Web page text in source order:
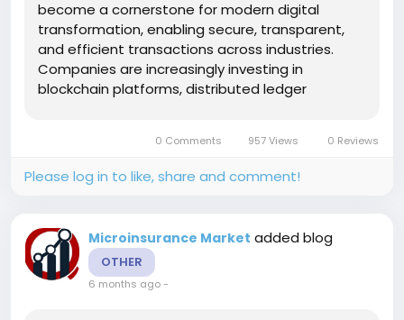
become a cornerstone for modern digital
transformation, enabling secure, transparent,
and efficient transactions across industries.
Companies are increasingly investing in
blockchain platforms, distributed ledger
security, and improve transparency. With
enterprise...
0 Comments 957 Views 0 Reviews
Please log in to like, share and comment!
Microinsurance Market added blog
OTHER
6 months ago-